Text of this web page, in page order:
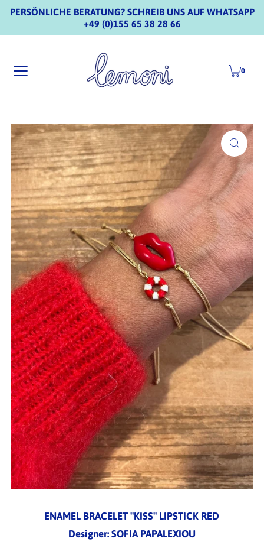
PERSÖNLICHE BERATUNG? SCHREIB UNS AUF WHATSAPP
+49 (0)155 65 38 28 66
0
ENAMEL BRACELET "KISS" LIPSTICK RED
Designer: SOFIA PAPALEXIOU